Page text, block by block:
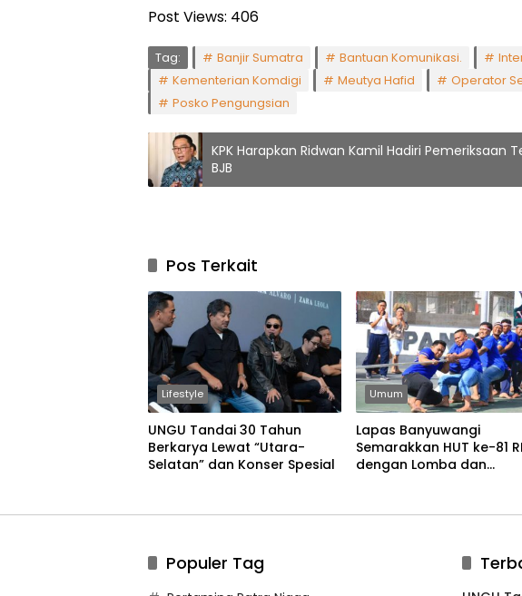
Post Views: 406
Tag: Banjir Sumatra Bantuan Komunikasi.
Kementerian Komdigi
Meutya Hafid Operator
Posko Pengungsian
KPK Harapkan Ridwan Kamil Hadiri Pemeriksaan
BJB
Pos Terkait
Lifestyle
UNGU Tandai 30 Tahun
Berkarya Lewat “Utara-
Selatan” dan Konser Spesial
Umum
Lapas Banyuwangi
Semarakkan HUT ke-81 RI
dengan Lomba dan
Populer Tag